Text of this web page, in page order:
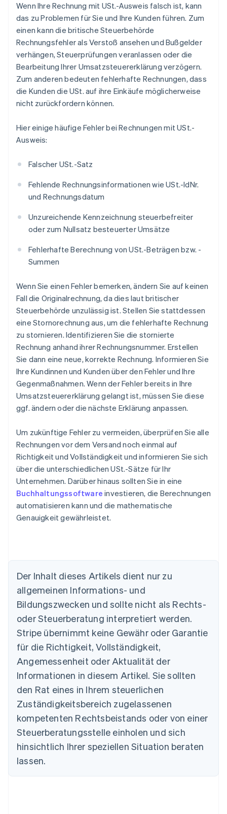
Wenn Ihre Rechnung mit USt.-Ausweis falsch ist, kann
das zu Problemen für Sie und Ihre Kunden führen. Zum
einen kann die britische Steuerbehörde
Rechnungsfehler als Verstoß ansehen und Bußgelder
verhängen, Steuerprüfungen veranlassen oder die
Bearbeitung Ihrer Umsatzsteuererklärung verzögern.
Zum anderen bedeuten fehlerhafte Rechnungen, dass
die Kunden die USt. auf ihre Einkäufe möglicherweise
nicht zurückfordern können.
Hier einige häufige Fehler bei Rechnungen mit USt.-
Ausweis:
Falscher USt.-Satz
Fehlende Rechnungsinformationen wie USt.-IdNr.
und Rechnungsdatum
Unzureichende Kennzeichnung steuerbefreiter
oder zum Nullsatz besteuerter Umsätze
Fehlerhafte Berechnung von USt.-Beträgen bzw. -
Summen
Wenn Sie einen Fehler bemerken, ändern Sie auf keinen
Fall die Originalrechnung, da dies laut britischer
Steuerbehörde unzulässig ist. Stellen Sie stattdessen
eine Stornorechnung aus, um die fehlerhafte Rechnung
zu stornieren. Identifizieren Sie die stornierte
Rechnung anhand ihrer Rechnungsnummer. Erstellen
Sie dann eine neue, korrekte Rechnung. Informieren Sie
Ihre Kundinnen und Kunden über den Fehler und Ihre
Gegenmaßnahmen. Wenn der Fehler bereits in Ihre
Umsatzsteuererklärung gelangt ist, müssen Sie diese
ggf. ändern oder die nächste Erklärung anpassen.
Um zukünftige Fehler zu vermeiden, überprüfen Sie alle
Rechnungen vor dem Versand noch einmal auf
Richtigkeit und Vollständigkeit und informieren Sie sich
über die unterschiedlichen USt.-Sätze für Ihr
Unternehmen. Darüber hinaus sollten Sie in eine
Buchhaltungssoftware investieren, die Berechnungen
automatisieren kann und die mathematische
Genauigkeit gewährleistet.
Der Inhalt dieses Artikels dient nur zu
allgemeinen Informations- und
Bildungszwecken und sollte nicht als Rechts-
oder Steuerberatung interpretiert werden.
Stripe übernimmt keine Gewähr oder Garantie
für die Richtigkeit, Vollständigkeit,
Angemessenheit oder Aktualität der
Informationen in diesem Artikel. Sie sollten
den Rat eines in Ihrem steuerlichen
Zuständigkeitsbereich zugelassenen
kompetenten Rechtsbeistands oder von einer
Steuerberatungsstelle einholen und sich
hinsichtlich Ihrer speziellen Situation beraten
lassen.
Australien
English
Belgien
Brasilien
PortuguêsEnglish
Bulgarien
English
Dänemark
English
DeutschEnglish
Estland
English
Festlandchina
简体中文English
Finnland
Frankreich
FrançaisEnglish